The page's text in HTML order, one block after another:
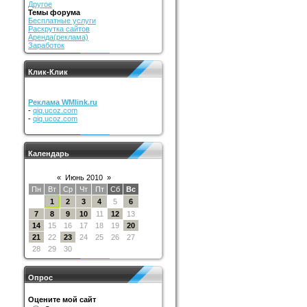
Другое
Темы форума
Бесплатные услуги
Раскрутка сайтов
Аренда(реклама)
Заработок
Клик-Клик
Реклама WMlink.ru
- qiq.ucoz.com
- qiq.ucoz.com
Календарь
« Июнь 2010 »
Пн
Вт Ср Чт Пт Сб
Вс
1
2 3 4 5
6
7
8 9 10 11 12
13
14
15 16 17 18 19
20
21
22 23 24 25 26
27
28
29 30
Опрос
Оцените мой сайт